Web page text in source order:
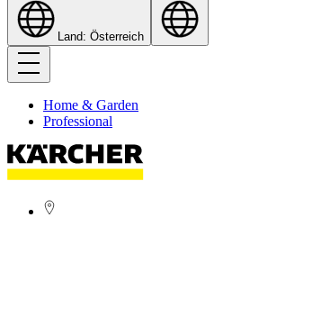
Land: Österreich
Home & Garden
Professional